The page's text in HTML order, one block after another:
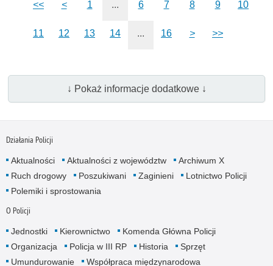
<< < 1 ... 6 7 8 9 10
11 12 13 14 ... 16 > >>
↓ Pokaż informacje dodatkowe ↓
Działania Policji
Aktualności Aktualności z województw
Archiwum X
Ruch drogowy
Poszukiwani Zaginieni
Lotnictwo Policji
Polemiki i sprostowania
O Policji
Jednostki Kierownictwo
Komenda Główna Policji
Organizacja
Policja w III RP Historia
Sprzęt
Umundurowanie
Współpraca międzynarodowa